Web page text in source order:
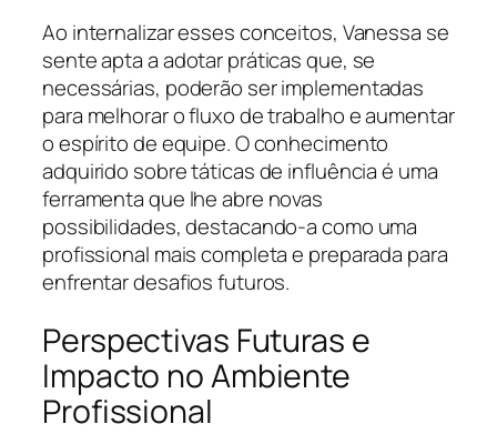
Ao internalizar esses conceitos, Vanessa se
sente apta a adotar práticas que, se
necessárias, poderão ser implementadas
para melhorar o fluxo de trabalho e aumentar
o espírito de equipe. O conhecimento
adquirido sobre táticas de influência é uma
ferramenta que lhe abre novas
possibilidades, destacando-a como uma
profissional mais completa e preparada para
enfrentar desafios futuros.
Perspectivas Futuras e
Impacto no Ambiente
Profissional